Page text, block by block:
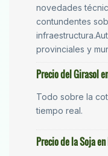
novedades
contundentes
provinciales y
Precio del Girasol
Todo sobre la
tiempo real.
Precio de la Soja